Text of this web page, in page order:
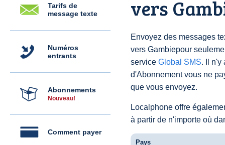
Tarifs de
message texte
Numéros
entrants
Abonnements
Nouveau!
Comment payer
vers
Envoyez des messages
vers Gambiepour
service Global SMS. Il n'y
d'Abonnement vous ne
que vous envoyez.
Localphone offre
à partir de n'importe où
Pays